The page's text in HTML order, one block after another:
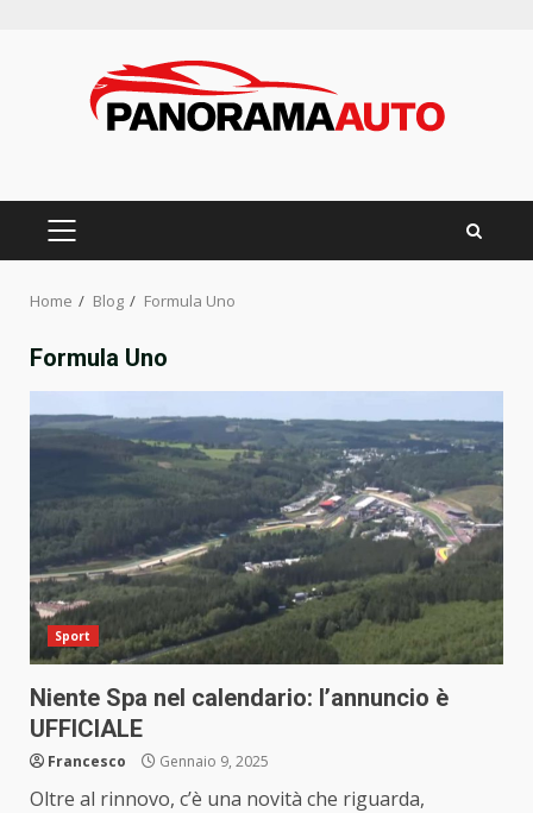
PRIMARY
Home Blog Formula Uno
Formula Uno
Sport
Niente Spa nel calendario: l’annuncio è
UFFICIALE
Francesco Gennaio 9, 2025
Oltre al rinnovo, c’è una novità che riguarda,